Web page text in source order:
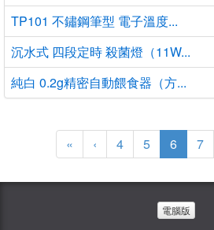
TP101 不鏽鋼筆型 電子溫度...
沉水式 四段定時 殺菌燈（11W...
純白 0.2g精密自動餵食器（方...
« ‹ 4 5 6(current)
7
電腦版